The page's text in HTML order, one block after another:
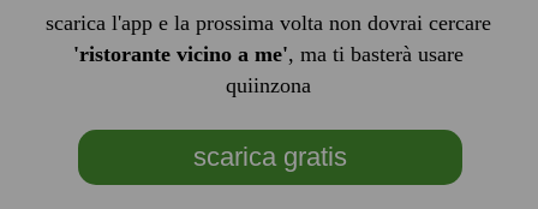
scarica l'app e la prossima volta non dovrai cercare
'ristorante vicino a me', ma ti basterà usare
quiinzona
scarica gratis